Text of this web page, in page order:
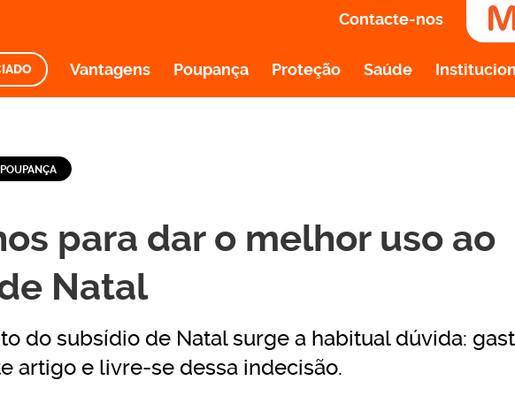
Contacte-nos
Vantagens Poupança Proteção Saúde
POUPANÇA
para dar o melhor uso ao
Natal
do subsídio de Natal surge a habitual dúvida:
artigo e livre-se dessa indecisão.